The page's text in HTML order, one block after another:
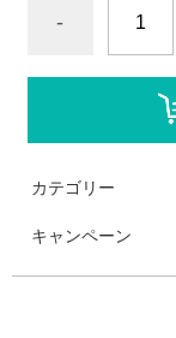
-
カテゴリー
キャンペーン